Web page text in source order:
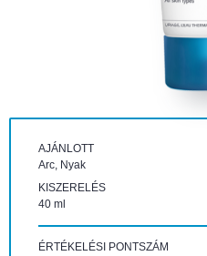
AJÁNLOTT
Arc, Nyak
KISZERELÉS
40 ml
ÉRTÉKELÉSI PONTSZÁM